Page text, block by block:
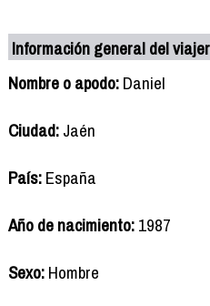
Información general del
Nombre o apodo:Daniel
Ciudad:Jaén
País:España
Año de nacimiento:1987
Sexo:Hombre